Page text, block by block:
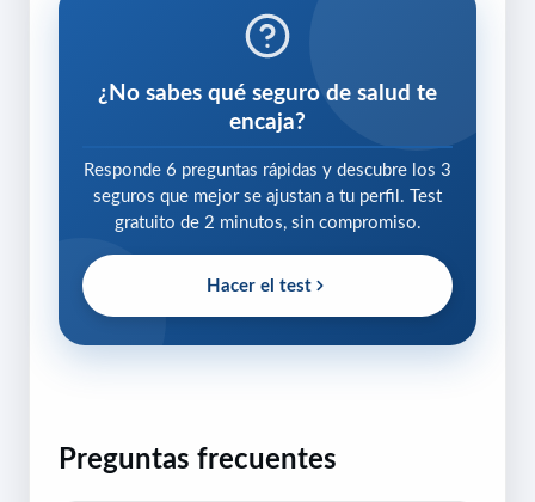
¿No sabes qué seguro de salud te
encaja?
Responde 6 preguntas rápidas y descubre los 3
seguros que mejor se ajustan a tu perfil. Test
gratuito de 2 minutos, sin compromiso.
Hacer el test
Preguntas frecuentes